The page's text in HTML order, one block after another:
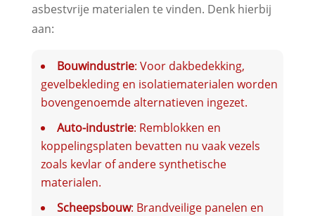
asbestvrije materialen te vinden. Denk hierbij
aan:
Bouwindustrie: Voor dakbedekking,
gevelbekleding en isolatiematerialen worden
bovengenoemde alternatieven ingezet.
Auto-industrie: Remblokken en
koppelingsplaten bevatten nu vaak vezels
zoals kevlar of andere synthetische
materialen.
Scheepsbouw: Brandveilige panelen en